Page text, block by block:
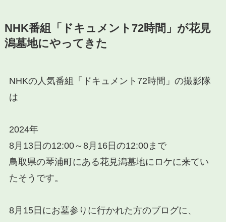
NHK番組「ドキュメント72時間」が花見
潟墓地にやってきた
NHKの人気番組「ドキュメント72時間」の撮影隊
は
2024年
8月13日の12:00～8月16日の12:00まで
鳥取県の琴浦町にある花見潟墓地にロケに来てい
たそうです。
8月15日にお墓参りに行かれた方のブログに、